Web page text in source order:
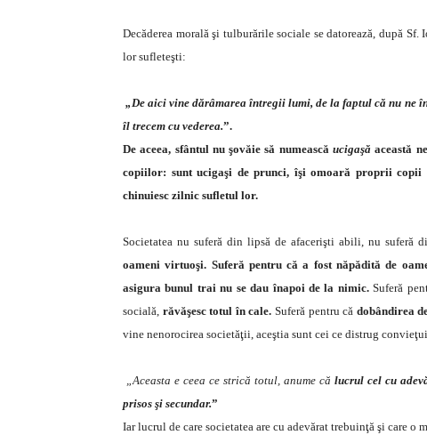
Decăderea morală şi tulburările sociale se datorează, după
lor sufleteşti:
„De aici vine dărâmarea întregii lumi, de la faptul că nu
îl trecem cu vederea.”.
De aceea, sfântul nu şovăie să numească ucigaşă această
copiilor: sunt ucigaşi de prunci, îşi omoară proprii
chinuiesc zilnic sufletul lor.
Societatea nu suferă din lipsă de afacerişti abili, nu suferă
oameni virtuoşi. Suferă pentru că a fost năpădită de
asigura bunul trai nu se dau înapoi de la nimic.Suferă
socială, răvăşesc totul în cale. Suferă pentru că dobândirea
vine nenorocirea societăţii, aceştia sunt cei ce distrug
„Aceasta e ceea ce strică totul, anume că lucrul cel cu
prisos şi secundar.”
Iar lucrul de care societatea are cu adevărat trebuinţă şi care o